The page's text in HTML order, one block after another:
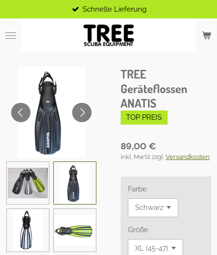
Hauptinhalt
springen
Schnelle Lieferung
TREE
Geräteflossen
ANATIS
TOP PREIS
89,00 €
inkl. MwSt zzgl. Versandkosten
Farbe
Größe